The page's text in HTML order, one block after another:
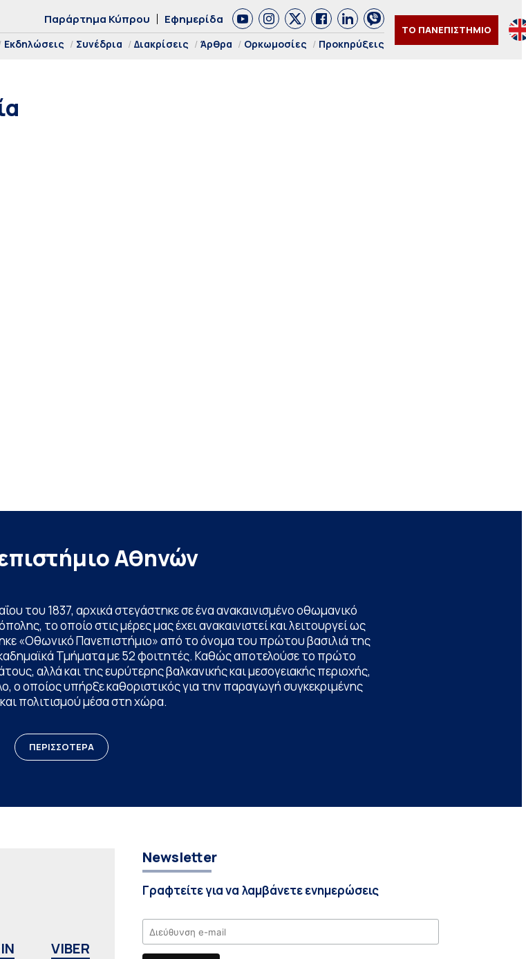
Παράρτημα Κύπρου Εφημερίδα
Εκδηλώσεις Συνέδρια Διακρίσεις Άρθρα Ορκωμοσίες Προκηρύξεις
ΤΟ ΠΑΝΕΠΙΣΤΗΜΙΟ
Αθηνών
του 1837, αρχικά στεγάστηκε σε ένα ανακαινισμένο οθωμανικό
το οποίο στις μέρες μας έχει ανακαινιστεί και λειτουργεί ως
«Οθωνικό Πανεπιστήμιο» από το όνομα του πρώτου βασιλιά της
Τμήματα με 52 φοιτητές. Καθώς αποτελούσε το πρώτο
αλλά και της ευρύτερης βαλκανικής και μεσογειακής περιοχής,
ο οποίος υπήρξε καθοριστικός για την παραγωγή συγκεκριμένης
πολιτισμού μέσα στη χώρα.
ΠΕΡΙΣΣΟΤΕΡΑ
VIBER
Newsletter
Γραφτείτε για να λαμβάνετε ενημερώσεις